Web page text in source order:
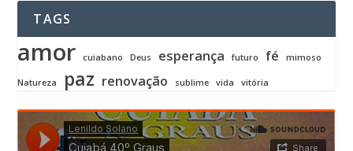
TAGS
amor cuiabano Deus esperança futuro fé mimoso
Natureza paz renovação sublime vida vitória